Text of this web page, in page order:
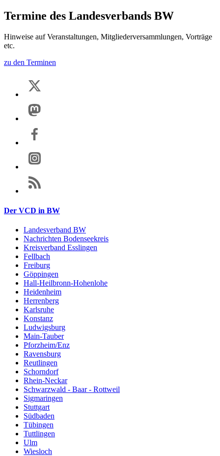
Termine des Landesverbands BW
Hinweise auf Veranstaltungen, Mitgliederversammlungen, Vorträge
etc.
zu den Terminen
Der VCD in BW
Landesverband BW
Nachrichten Bodenseekreis
Kreisverband Esslingen
Fellbach
Freiburg
Göppingen
Hall-Heilbronn-Hohenlohe
Heidenheim
Herrenberg
Karlsruhe
Konstanz
Ludwigsburg
Main-Tauber
Pforzheim/Enz
Ravensburg
Reutlingen
Schorndorf
Rhein-Neckar
Schwarzwald - Baar - Rottweil
Sigmaringen
Stuttgart
Südbaden
Tübingen
Tuttlingen
Ulm
Wiesloch